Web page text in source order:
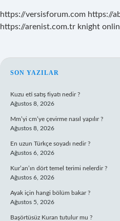
https://versisforum.com https://
https://arenist.com.tr knight
SIDEBAR
SON YAZILAR
Kuzu eti satış fiyatı nedir ?
Ağustos 8, 2026
Mm’yi cm’ye çevirme nasıl yapılır ?
Ağustos 8, 2026
En uzun Türkçe soyadı nedir ?
Ağustos 6, 2026
Kur’an’ın dört temel terimi nelerdir ?
Ağustos 6, 2026
Ayak için hangi bölüm bakar ?
Ağustos 5, 2026
Başörtüsüz Kuran tutulur mu ?